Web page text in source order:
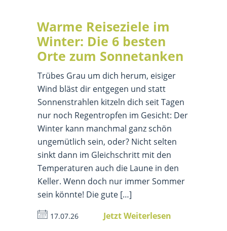
Warme Reiseziele im
Winter: Die 6 besten
Orte zum Sonnetanken
Trübes Grau um dich herum, eisiger
Wind bläst dir entgegen und statt
Sonnenstrahlen kitzeln dich seit Tagen
nur noch Regentropfen im Gesicht: Der
Winter kann manchmal ganz schön
ungemütlich sein, oder? Nicht selten
sinkt dann im Gleichschritt mit den
Temperaturen auch die Laune in den
Keller. Wenn doch nur immer Sommer
sein könnte! Die gute […]
17.07.26 Jetzt Weiterlesen